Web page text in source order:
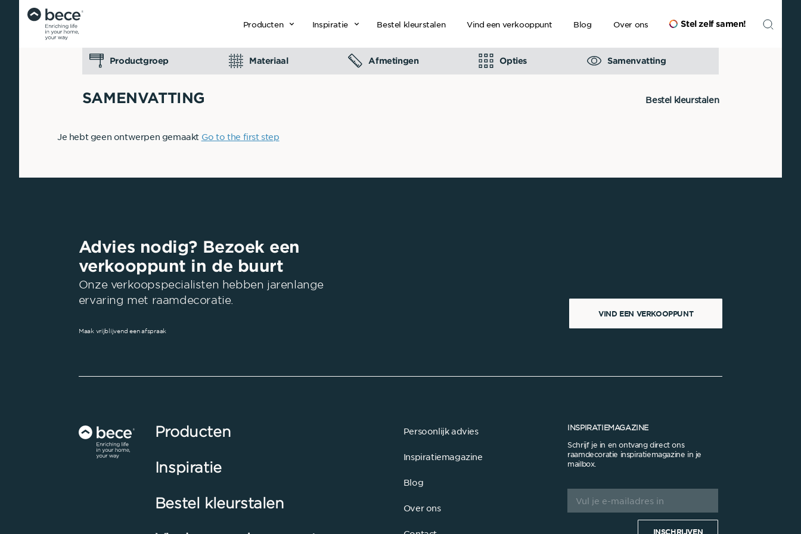
Productgroep Materiaal Afmetingen Opties Samenvatting
SAMENVATTING Bestel kleurstalen
Je hebt geen ontwerpen gemaakt Go to the first step
Advies nodig? Bezoek een
verkooppunt in de buurt
Onze verkoopspecialisten hebben jarenlange
ervaring met raamdecoratie.
Maak vrijblijvend een afspraak
VIND EEN VERKOOPPUNT
Persoonlijk advies
Inspiratiemagazine
Blog
Over ons
Producten
Inspiratie
Bestel kleurstalen
INSPIRATIEMAGAZINE
Schrijf je in en ontvang direct ons
raamdecoratie inspiratiemagazine in je
mailbox.
INSCHRIJVEN
Producten Inspiratie Bestel kleurstalen Vind een verkooppunt Blog Over ons Stel zelf samen!